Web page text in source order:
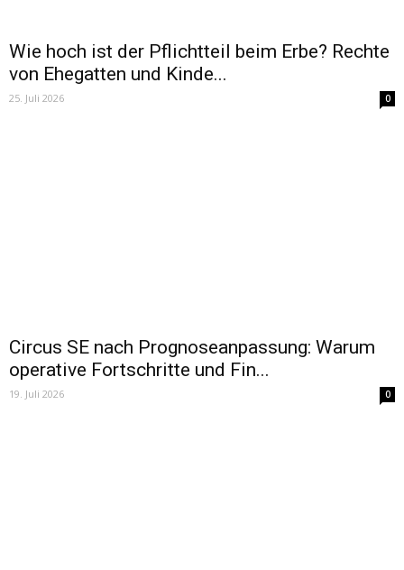
Wie hoch ist der Pflichtteil beim Erbe? Rechte
von Ehegatten und Kinde...
25. Juli 2026 0
Circus SE nach Prognoseanpassung: Warum
operative Fortschritte und Fin...
19. Juli 2026 0